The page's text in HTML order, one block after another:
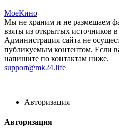
МоеКино
Мы не храним и не размещаем
взяты из открытых источников
Администрация сайта не
публикуемым контентом. Если
напишите по контактам ниже.
support@mk24.life
Авторизация
Авторизация